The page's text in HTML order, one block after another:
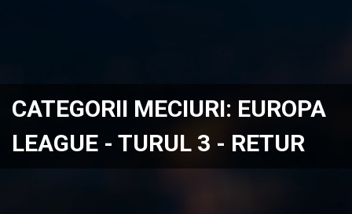
CATEGORII MECIURI: EUROPA
LEAGUE - TURUL 3 - RETUR